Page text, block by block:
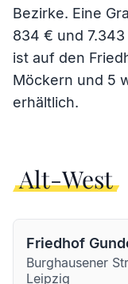
Bezirke. Eine
834 € und
ist auf den
Möckern und 5
erhältlich.
Alt-West
Friedhof
Burghausener
Leipzig